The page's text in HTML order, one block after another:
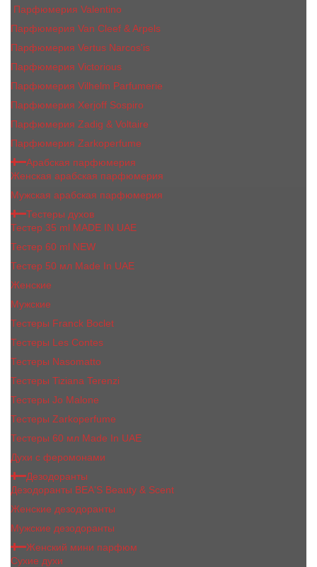
Парфюмерия Valentino
Парфюмерия Van Cleef & Arpels
Парфюмерия Vertus Narcos'is
Парфюмерия Victorious
Парфюмерия Vilhelm Parfumerie
Парфюмерия Xerjoff Sospiro
Парфюмерия Zadig & Voltaire
Парфюмерия Zarkoperfume
Арабская парфюмерия
Женская арабская парфюмерия
Мужская арабская парфюмерия
Тестеры духов
Тестер 35 ml MADE IN UAE
Тестер 60 ml NEW
Тестер 50 мл Made In UAE
Женские
Мужские
Тестеры Franck Boclet
Тестеры Les Contes
Тестеры Nasomatto
Тестеры Tiziana Terenzi
Тестеры Jо Malоnе
Тестеры Zarkoperfume
Тестеры 60 мл Made In UAE
Духи с феромонами
Дезодоранты
Дезодоранты BEA'S Beauty & Scent
Женские дезодоранты
Мужские дезодоранты
Женский мини парфюм
Сухие духи